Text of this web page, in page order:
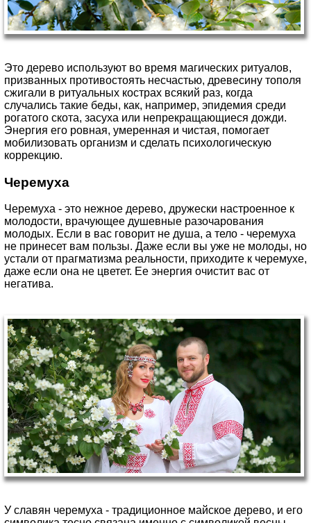
Это дерево используют во время магических ритуалов,
призванных противостоять несчастью, древесину тополя
сжигали в ритуальных кострах всякий раз, когда
случались такие беды, как, например, эпидемия среди
рогатого скота, засуха или непрекращающиеся дожди.
Энергия его ровная, умеренная и чистая, помогает
мобилизовать организм и сделать психологическую
коррекцию.
Черемуха
Черемуха - это нежное дерево, дружески настроенное к
молодости, врачующее душевные разочарования
молодых. Если в вас говорит не душа, а тело - черемуха
не принесет вам пользы. Даже если вы уже не молоды, но
устали от прагматизма реальности, приходите к черемухе,
даже если она не цветет. Ее энергия очистит вас от
негатива.
У славян черемуха - традиционное майское дерево, и его